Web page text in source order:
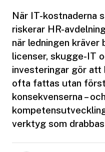
När IT-kostnaderna
riskerar HR-
när ledningen kräver
licenser, skugge-IT
investeringar gör att
ofta fattas utan
konsekvenserna –
verktyg som